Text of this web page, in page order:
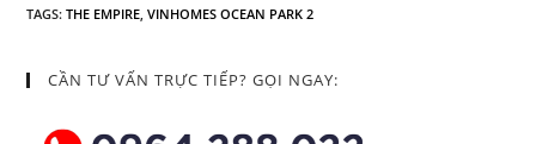
TAGS:THE EMPIRE, VINHOMES OCEAN PARK 2
CẦN TƯ VẤN TRỰC TIẾP? GỌI NGAY: